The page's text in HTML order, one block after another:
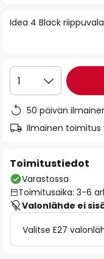
the
Idea 4 Black
1
50 päivän
Ilmainen toimitus
Toimitustiedot
Varastossa
Toimitusaika: 3-6
Valonlähde ei
Valitse E27